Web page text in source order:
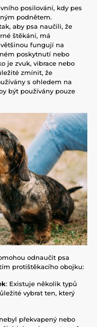
posilování, kdy pes
podnětem.
aby psa naučili, že
štěkání, má
fungují na
poskytnutí nebo
je zvuk, vibrace nebo
zmínit, že
s ohledem na
být používány pouze
odnaučit psa
protištěkacího obojku:
: Existuje několik typů
vybrat ten, který
překvapený nebo